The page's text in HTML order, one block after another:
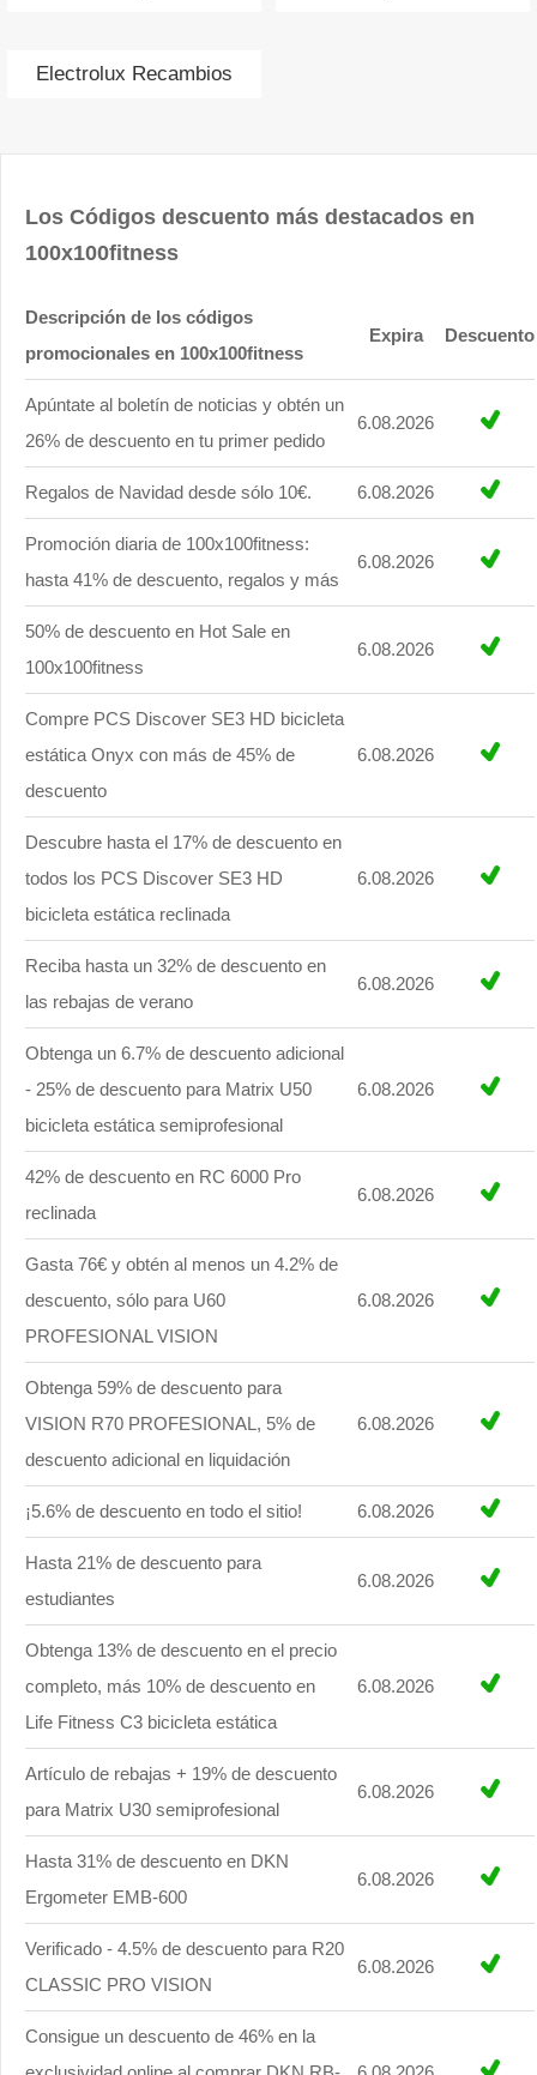
Electrolux Recambios
Los Códigos descuento más destacados en
100x100fitness
Descripción de los códigos
promocionales en 100x100fitness
Expira Descuento
Apúntate al boletín de noticias y obtén un
26% de descuento en tu primer pedido
6.08.2026
Regalos de Navidad desde sólo 10€. 6.08.2026
Promoción diaria de 100x100fitness:
hasta 41% de descuento, regalos y más
6.08.2026
50% de descuento en Hot Sale en
100x100fitness
6.08.2026
Compre PCS Discover SE3 HD bicicleta
estática Onyx con más de 45% de
descuento
6.08.2026
Descubre hasta el 17% de descuento en
todos los PCS Discover SE3 HD
bicicleta estática reclinada
6.08.2026
Reciba hasta un 32% de descuento en
las rebajas de verano
6.08.2026
Obtenga un 6.7% de descuento adicional
- 25% de descuento para Matrix U50
bicicleta estática semiprofesional
6.08.2026
42% de descuento en RC 6000 Pro
reclinada
6.08.2026
Gasta 76€ y obtén al menos un 4.2% de
descuento, sólo para U60
PROFESIONAL VISION
6.08.2026
Obtenga 59% de descuento para
VISION R70 PROFESIONAL, 5% de
descuento adicional en liquidación
6.08.2026
¡5.6% de descuento en todo el sitio! 6.08.2026
Hasta 21% de descuento para
estudiantes
6.08.2026
Obtenga 13% de descuento en el precio
completo, más 10% de descuento en
Life Fitness C3 bicicleta estática
6.08.2026
Artículo de rebajas + 19% de descuento
para Matrix U30 semiprofesional
6.08.2026
Hasta 31% de descuento en DKN
Ergometer EMB-600
6.08.2026
Verificado - 4.5% de descuento para R20
CLASSIC PRO VISION
6.08.2026
Consigue un descuento de 46% en la